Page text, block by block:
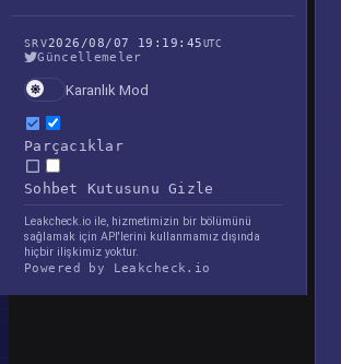
SRV2026/08/07 19:19:45UTC
Güncellemeler
Karanlık Mod
Parçacıklar
Sohbet Kutusunu Gizle
Leakcheck.io ile, hizmetimizin bir bölümünü
sağlamak için API'lerini kullanmamız dışında
hiçbir ilişkimiz yoktur.
Powered by Leakcheck.io